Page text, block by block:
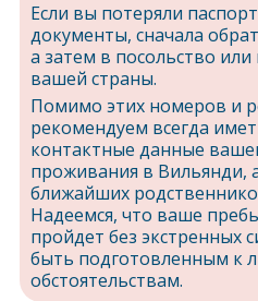
Если вы потеряли
документы, сначала
а затем в посольство или
вашей страны.
Помимо этих номеров и
рекомендуем всегда
контактные данные
проживания в Вильянди,
ближайших
Надеемся, что ваше
пройдет без экстренных
быть подготовленным к
обстоятельствам.